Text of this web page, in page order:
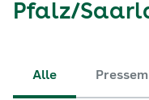
Pfalz/
Alle